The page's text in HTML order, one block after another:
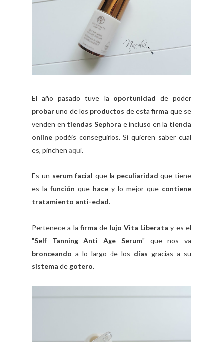
El año pasado tuve la oportunidad de poder
probaruno de los productos de esta firma que se
venden en tiendas Sephora e incluso en la tienda
online podéis conseguirlos. Si quieren saber cual
es, pinchen aquí.
Es un serum facial que la peculiaridad que tiene
es lafunción que hace y lo mejor que contiene
tratamiento anti-edad.
Pertenece a la firma de lujo Vita Liberata y es el
"Self Tanning Anti Age Serum" que nos va
bronceando a lo largo de los días gracias a su
sistema de gotero.